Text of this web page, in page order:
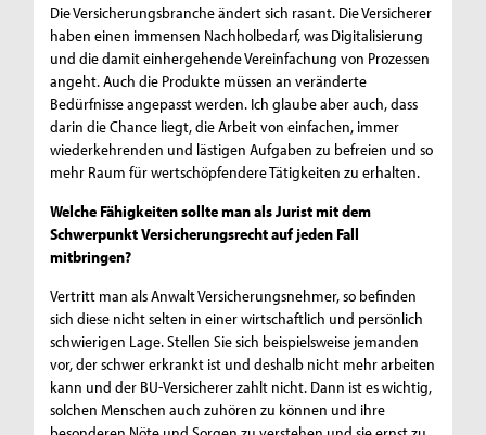
Die Versicherungsbranche ändert sich rasant. Die Versicherer
haben einen immensen Nachholbedarf, was Digitalisierung
und die damit einhergehende Vereinfachung von Prozessen
angeht. Auch die Produkte müssen an veränderte
Bedürfnisse angepasst werden. Ich glaube aber auch, dass
darin die Chance liegt, die Arbeit von einfachen, immer
wiederkehrenden und lästigen Aufgaben zu befreien und so
mehr Raum für wertschöpfendere Tätigkeiten zu erhalten.
Welche Fähigkeiten sollte man als Jurist mit dem
Schwerpunkt Versicherungsrecht auf jeden Fall
mitbringen?
Vertritt man als Anwalt Versicherungsnehmer, so befinden
sich diese nicht selten in einer wirtschaftlich und persönlich
schwierigen Lage. Stellen Sie sich beispielsweise jemanden
vor, der schwer erkrankt ist und deshalb nicht mehr arbeiten
kann und der BU-Versicherer zahlt nicht. Dann ist es wichtig,
solchen Menschen auch zuhören zu können und ihre